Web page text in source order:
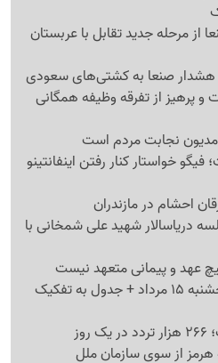
از مرحله جدید تقابل با عربستان
هشدار صنعا به کشتی‌های سعودی
و پرهیز از تفرقه وظیفه همگانی
مدیون نجابت مردم است
خواستار کنار رفتن اینفانتینو
احشام در مازندران
دریاسالار شهید علی شمخانی با
عهد و پیمانی متعهد نیست
قطعی برق کرمانشاه فردا پنجشنبه 15 مرداد + جدول به تفکیک
هرمز از سوی سازمان ملل